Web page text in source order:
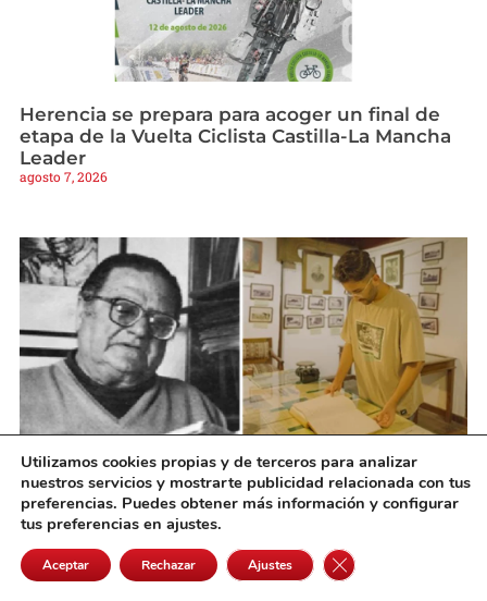
Herencia se prepara para acoger un final de
etapa de la Vuelta Ciclista Castilla-La Mancha
Leader
agosto 7, 2026
El Ayuntamiento de Alcázar convoca la V Beca
de Investigación Histórica «Ángel Ligero»
agosto 7, 2026
Utilizamos cookies propias y de terceros para analizar
nuestros servicios y mostrarte publicidad relacionada con tus
preferencias. Puedes obtener más información y configurar
tus preferencias en ajustes.
Aceptar Rechazar Ajustes Cerrar el banner de